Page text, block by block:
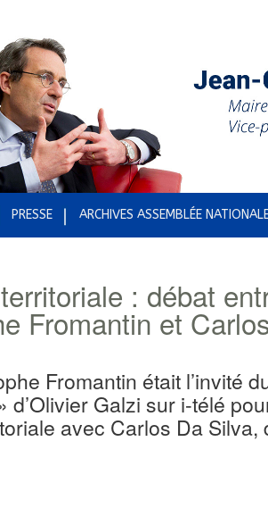
PRESSE ARCHIVES ASSEMBLÉE
: débat
Fromantin et
Fromantin était l’invité
d’Olivier Galzi sur i-télé
avec Carlos Da Silva,